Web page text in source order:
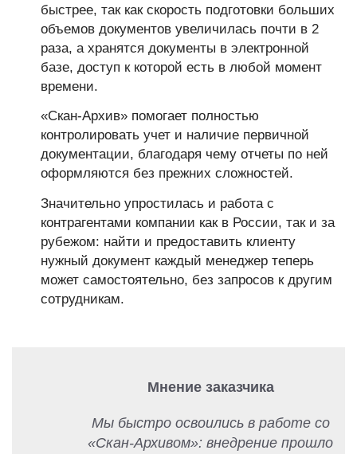
быстрее, так как скорость подготовки больших
объемов документов увеличилась почти в 2
раза, а хранятся документы в электронной
базе, доступ к которой есть в любой момент
времени.
«Скан-Архив» помогает полностью
контролировать учет и наличие первичной
документации, благодаря чему отчеты по ней
оформляются без прежних сложностей.
Значительно упростилась и работа с
контрагентами компании как в России, так и за
рубежом: найти и предоставить клиенту
нужный документ каждый менеджер теперь
может самостоятельно, без запросов к другим
сотрудникам.
Мнение заказчика
Мы быстро освоились в работе со
«Скан-Архивом»: внедрение прошло